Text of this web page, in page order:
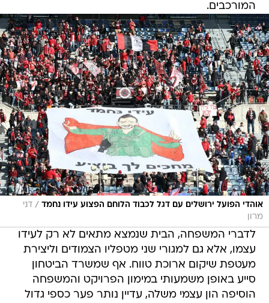
המורכבים.
אוהדי הפועל ירושלים עם דגל לכבוד הלוחם הפצוע עידו נחמד / דני
מרון
לדברי המשפחה, הבית שנמצא מתאים לא רק לעידו
עצמו, אלא גם למגורי שני מטפליו הצמודים וליצירת
מעטפת שיקום ארוכת טווח. אף שמשרד הביטחון
סייע באופן משמעותי במימון הפרויקט והמשפחה
הוסיפה הון עצמי משלה, עדיין נותר פער כספי גדול